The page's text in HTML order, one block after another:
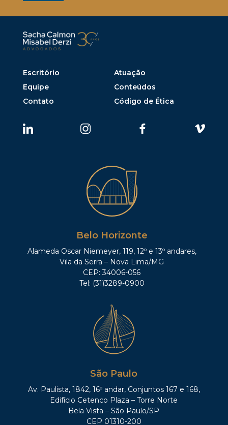
Escritório
Atuação
Equipe
Conteúdos
Contato
Código de Ética
Belo Horizonte
Alameda Oscar Niemeyer, 119, 12º e 13º andares,
Vila da Serra – Nova Lima/MG
CEP: 34006-056
Tel: (31)3289-0900
São Paulo
Av. Paulista, 1842, 16º andar, Conjuntos 167 e 168,
Edifício Cetenco Plaza – Torre Norte
Bela Vista – São Paulo/SP
CEP 01310-200